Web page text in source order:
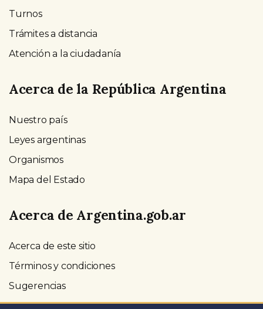
Turnos
Trámites a distancia
Atención a la ciudadanía
Acerca de la República Argentina
Nuestro país
Leyes argentinas
Organismos
Mapa del Estado
Acerca de Argentina.gob.ar
Acerca de este sitio
Términos y condiciones
Sugerencias